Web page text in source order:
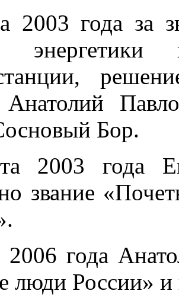
2003 года за
Бор.
2003 года
звание
года
люди России» и